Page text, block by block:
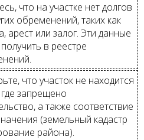
что на участке нет долгов
обременений, таких как
арест или залог. Эти данные
в реестре
что участок не находится
запрещено
а также соответствие
(земельный кадастр
района).